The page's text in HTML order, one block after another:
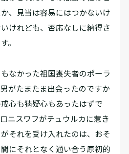
、見当は容易にはつかないけ
けれども、否応なしに納得さ
。
なかった祖国喪失者のポーラ
がたまたま出会ったのですか
心も猜疑心もあったはずで
ニスワフがチュウルカに惹き
それを受け入れたのは、おそ
にそれとなく通い合う原初的